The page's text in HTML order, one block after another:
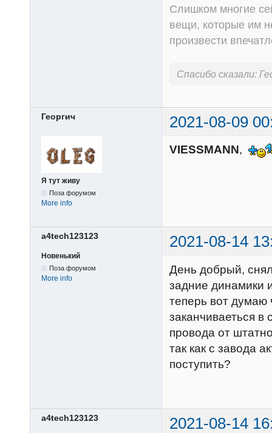
Слишком многие
вещи, которые им
произвести
Спасибо сказали:
Георгич 2021-08-09
Я тут живу
Поза форумом
More info
VIESSMANN,
a4tech123123 2021-08-14
Новенький
Поза форумом
More info
День добрый,
задние динамики
теперь вот думаю
заканчиваеться в
провода от
так как с завода
поступить?
a4tech123123
2021-08-14